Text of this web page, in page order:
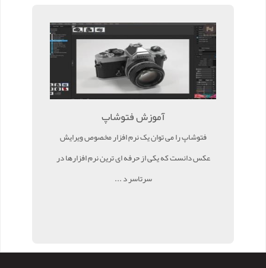
آموزش فتوشاپ
فتوشاپ را می توان یک نرم افزار مخصوص ویرایش
عکس دانست که یکی از حرفه ای ترین نرم افزارها در
سرتاسر د ...